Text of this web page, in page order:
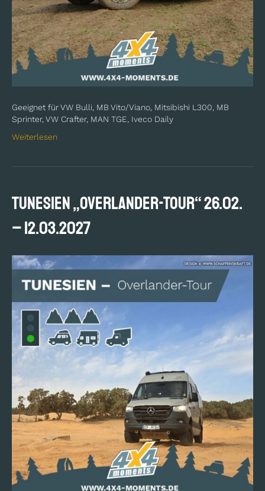
Geeignet für VW Bulli, MB Vito/Viano, Mitsibishi L300, MB
Sprinter, VW Crafter, MAN TGE, Iveco Daily
Weiterlesen
TUNESIEN „Overlander-Tour“ 26.02.
– 12.03.2027